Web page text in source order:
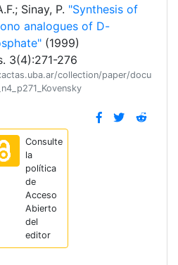
Sinay, P. "Synthesis of
analogues of D-
(1999)
3(4):271-276
collection/paper/docu
Consulte
la
política
de
Acceso
Abierto
del
editor